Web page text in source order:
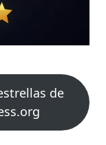
de